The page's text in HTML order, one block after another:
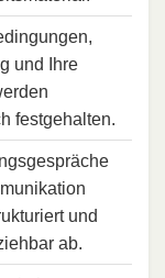
und Ihre
festgehalten.
und
ab.